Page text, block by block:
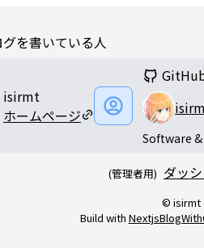
を書いている人
isirmt
ホームページ
Software &
(管理者用) ダッ
© isirmt
Build with